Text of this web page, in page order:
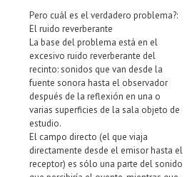
Pero cuál es el verdadero problema?:
El ruido reverberante
La base del problema está en el
excesivo ruido reverberante del
recinto: sonidos que van desde la
fuente sonora hasta el observador
después de la reflexión en una o
varias superficies de la sala objeto de
estudio.
El campo directo (el que viaja
directamente desde el emisor hasta el
receptor) es sólo una parte del sonido